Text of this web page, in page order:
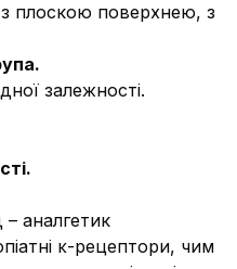
плоскою поверхнею, з
залежності.
– аналгетик
κ-рецептори, чим